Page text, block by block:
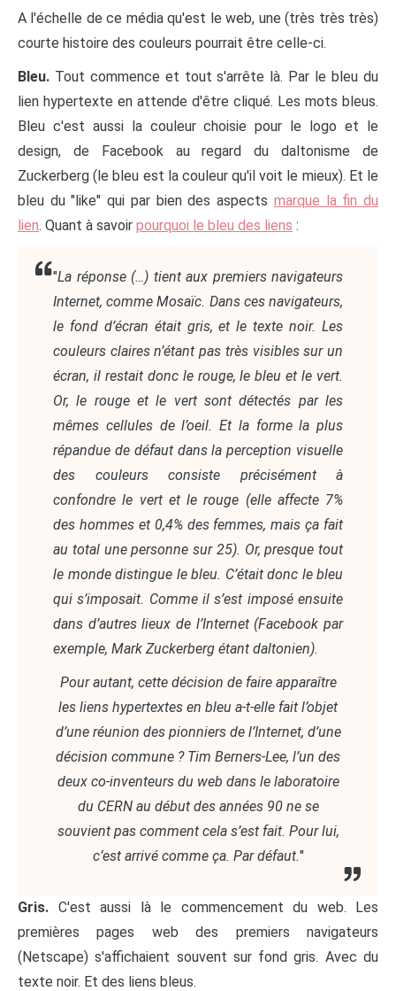
A l'échelle de ce média qu'est le web, une (très très très)
courte histoire des couleurs pourrait être celle-ci.
Bleu. Tout commence et tout s'arrête là. Par le bleu du
lien hypertexte en attende d'être cliqué. Les mots bleus.
Bleu c'est aussi la couleur choisie pour le logo et le
design, de Facebook au regard du daltonisme de
Zuckerberg (le bleu est la couleur qu'il voit le mieux). Et le
bleu du "like" qui par bien des aspects marque la fin du
lien. Quant à savoir pourquoi le bleu des liens :
"La réponse (…) tient aux premiers navigateurs
Internet, comme Mosaïc. Dans ces navigateurs,
le fond d’écran était gris, et le texte noir. Les
couleurs claires n’étant pas très visibles sur un
écran, il restait donc le rouge, le bleu et le vert.
Or, le rouge et le vert sont détectés par les
mêmes cellules de l’oeil. Et la forme la plus
répandue de défaut dans la perception visuelle
des couleurs consiste précisément à
confondre le vert et le rouge (elle affecte 7%
des hommes et 0,4% des femmes, mais ça fait
au total une personne sur 25). Or, presque tout
le monde distingue le bleu. C’était donc le bleu
qui s’imposait. Comme il s’est imposé ensuite
dans d’autres lieux de l’Internet (Facebook par
exemple, Mark Zuckerberg étant daltonien).
Pour autant, cette décision de faire apparaître
les liens hypertextes en bleu a-t-elle fait l’objet
d’une réunion des pionniers de l’Internet, d’une
décision commune ? Tim Berners-Lee, l’un des
deux co-inventeurs du web dans le laboratoire
du CERN au début des années 90 ne se
souvient pas comment cela s’est fait. Pour lui,
c’est arrivé comme ça. Par défaut."
Gris. C'est aussi là le commencement du web. Les
premières pages web des premiers navigateurs
(Netscape) s'affichaient souvent sur fond gris. Avec du
texte noir. Et des liens bleus.